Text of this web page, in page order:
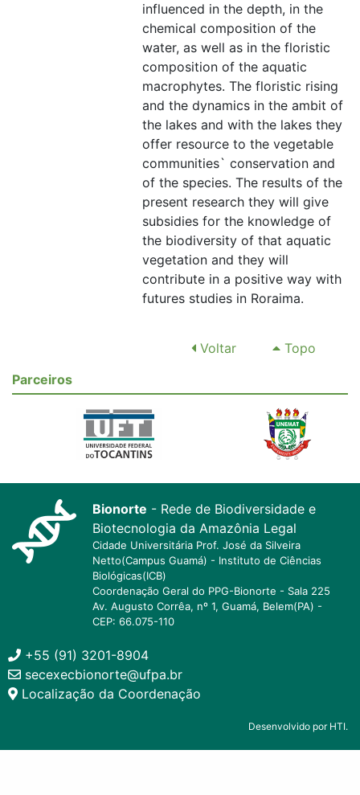
influenced in the depth, in the
chemical composition of the
water, as well as in the floristic
composition of the aquatic
macrophytes. The floristic rising
and the dynamics in the ambit of
the lakes and with the lakes they
offer resource to the vegetable
communities` conservation and
of the species. The results of the
present research they will give
subsidies for the knowledge of
the biodiversity of that aquatic
vegetation and they will
contribute in a positive way with
futures studies in Roraima.
Voltar
Topo
Parceiros
Bionorte - Rede de Biodiversidade e
Biotecnologia da Amazônia Legal
Cidade Universitária Prof. José da Silveira
Netto(Campus Guamá) - Instituto de Ciências
Biológicas(ICB)
Coordenação Geral do PPG-Bionorte - Sala 225
Av. Augusto Corrêa, nº 1, Guamá, Belem(PA) -
CEP: 66.075-110
+55 (91) 3201-8904
secexecbionorte@ufpa.br
Localização da Coordenação
Desenvolvido por HTI.